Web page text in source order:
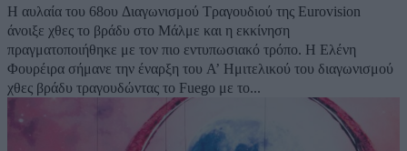
Η αυλαία του 68ου Διαγωνισμού Τραγουδιού της Eurovision
άνοιξε χθες το βράδυ στο Μάλμε και η εκκίνηση
πραγματοποιήθηκε με τον πιο εντυπωσιακό τρόπο. Η Ελένη
Φουρέιρα σήμανε την έναρξη του Α’ Ημιτελικού του διαγωνισμού
χθες βράδυ τραγουδώντας το Fuegο με το...